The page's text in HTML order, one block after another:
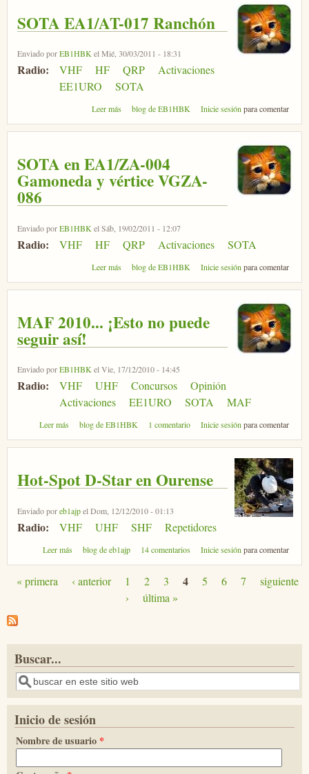
SOTA EA1/AT-017 Ranchón
Enviado porEB1HBK el Mié, 30/03/2011 - 18:31
Radio: VHF HF QRP
Activaciones
EE1URO
SOTA
Leer más sobre SOTA EA1/AT-017 Ranchón
blog de EB1HBK Inicie sesión para comentar
SOTA en EA1/ZA-004
Gamoneda y vértice VGZA-
086
Enviado porEB1HBK el Sáb, 19/02/2011 - 12:07
Radio: VHF HF QRP Activaciones SOTA
Leer más sobre SOTA en EA1/ZA-004 Gamoneda y vértice
blog de EB1HBK Inicie sesión para comentar
MAF 2010... ¡Esto no puede
seguir así!
Enviado porEB1HBK el Vie, 17/12/2010 - 14:45
Radio: VHF UHF Concursos
Opinión
Activaciones
EE1URO SOTA MAF
Leer más sobre MAF 2010... ¡Esto no puede seguir así!
blog de EB1HBK 1 comentario Inicie sesión para comentar
Hot-Spot D-Star en Ourense
Enviado poreb1ajpel Dom, 12/12/2010 - 01:13
Radio: VHF UHF SHF Repetidores
Leer más sobre Hot-Spot D-Star en Ourense
blog de eb1ajp 14 comentarios Inicie sesión para comentar
Páginas
« primera ‹ anterior 1 2 3 4 5 6 7
siguiente
›
última »
Buscar...
Buscar
Inicio de sesión
Nombre de usuario *